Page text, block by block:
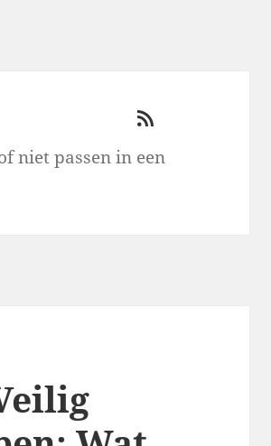
RSS
niet passen in een